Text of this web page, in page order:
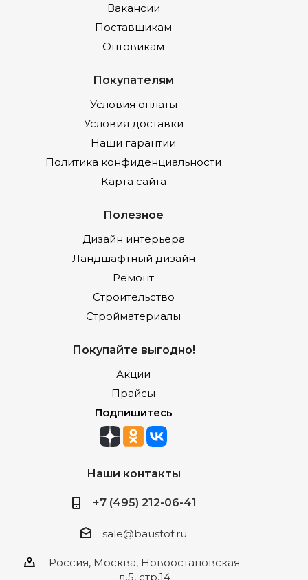
Вакансии
Поставщикам
Оптовикам
Покупателям
Условия оплаты
Условия доставки
Наши гарантии
Политика конфиденциальности
Карта сайта
Полезное
Дизайн интерьера
Ландшафтный дизайн
Ремонт
Строительство
Стройматериалы
Покупайте выгодно!
Акции
Прайсы
Подпишитесь
Наши контакты
+7 (495) 212-06-41
sale@baustof.ru
Россия, Москва, Новоостаповская
д.5, стр.14